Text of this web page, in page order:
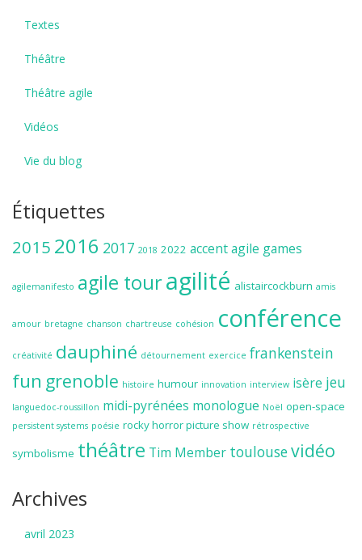
Textes
Théâtre
Théâtre agile
Vidéos
Vie du blog
Étiquettes
2015 2016 2017 2018 2022 accentagile games
agilemanifesto agile touragilité alistaircockburn amis
amour bretagne chanson chartreuse cohésion conférence
créativité dauphiné détournement exercice frankenstein
fun grenoble histoire humour innovation interview isère jeu
languedoc-roussillon midi-pyrénées monologue Noël open-space
persistent systems poésie rocky horror picture show rétrospective
symbolisme théâtre Tim Member toulousevidéo
Archives
avril 2023